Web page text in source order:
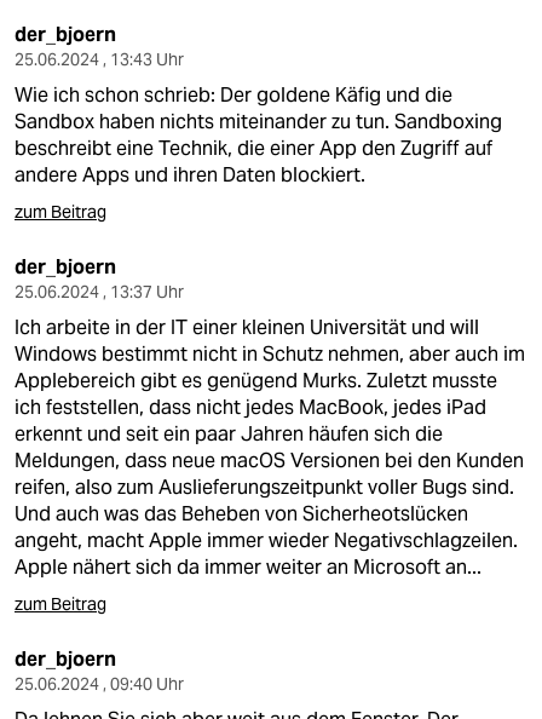
der_bjoern
25.06.2024 , 13:43 Uhr
Wie ich schon schrieb: Der goldene Käfig und die
Sandbox haben nichts miteinander zu tun. Sandboxing
beschreibt eine Technik, die einer App den Zugriff auf
andere Apps und ihren Daten blockiert.
zum Beitrag
der_bjoern
25.06.2024 , 13:37 Uhr
Ich arbeite in der IT einer kleinen Universität und will
Windows bestimmt nicht in Schutz nehmen, aber auch im
Applebereich gibt es genügend Murks. Zuletzt musste
ich feststellen, dass nicht jedes MacBook, jedes iPad
erkennt und seit ein paar Jahren häufen sich die
Meldungen, dass neue macOS Versionen bei den Kunden
reifen, also zum Auslieferungszeitpunkt voller Bugs sind.
Und auch was das Beheben von Sicherheotslücken
angeht, macht Apple immer wieder Negativschlagzeilen.
Apple nähert sich da immer weiter an Microsoft an...
zum Beitrag
der_bjoern
25.06.2024 , 09:40 Uhr